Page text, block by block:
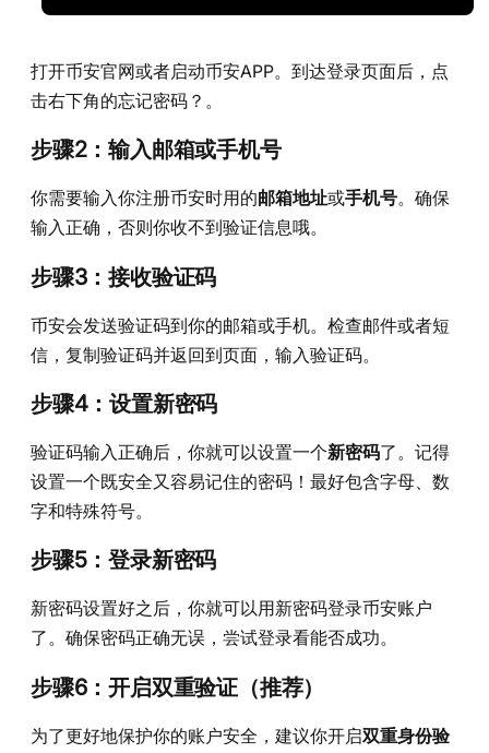
打开币安官网或者启动币安APP。到达登录页面后，点
击右下角的忘记密码？。
步骤2：输入邮箱或手机号
你需要输入你注册币安时用的邮箱地址或手机号。确保
输入正确，否则你收不到验证信息哦。
步骤3：接收验证码
币安会发送验证码到你的邮箱或手机。检查邮件或者短
信，复制验证码并返回到页面，输入验证码。
步骤4：设置新密码
验证码输入正确后，你就可以设置一个新密码了。记得
设置一个既安全又容易记住的密码！最好包含字母、数
字和特殊符号。
步骤5：登录新密码
新密码设置好之后，你就可以用新密码登录币安账户
了。确保密码正确无误，尝试登录看能否成功。
步骤6：开启双重验证（推荐）
为了更好地保护你的账户安全，建议你开启双重身份验